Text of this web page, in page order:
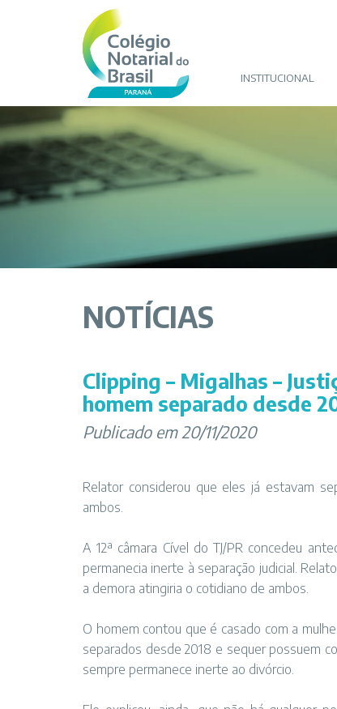
INSTITUCIONAL
NOTÍCIAS
Clipping – Migalhas –
homem separado desde
Publicado em 20/11/2020
Relator considerou que eles já estavam
ambos.
A 12ª câmara Cível do TJ/PR concedeu
permanecia inerte à separação judicial.
a demora atingiria o cotidiano de ambos.
O homem contou que é casado com a
separados desde 2018 e sequer possuem
sempre permanece inerte ao divórcio.